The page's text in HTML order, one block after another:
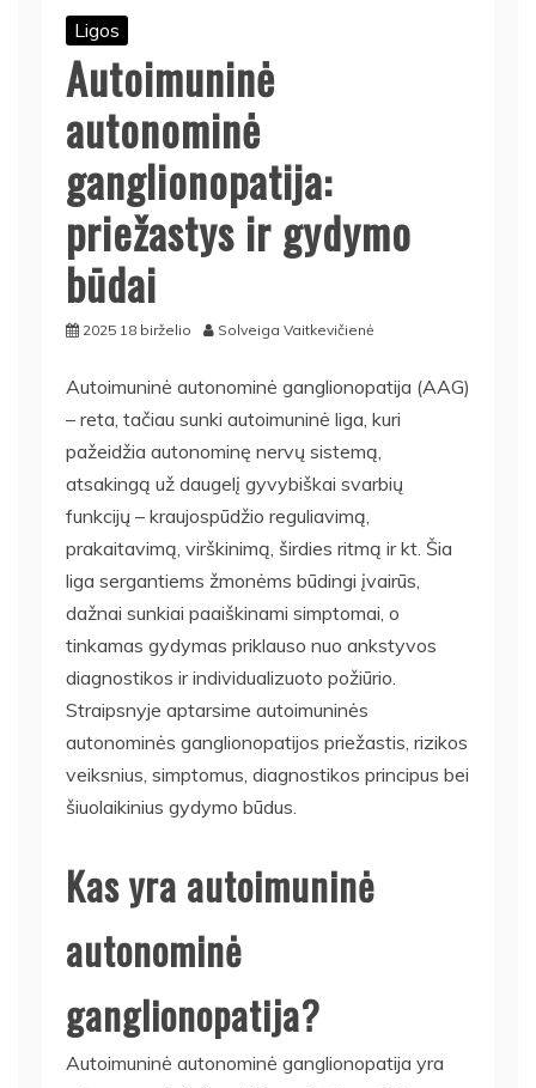
Ligos
Autoimuninė
autonominė
ganglionopatija:
priežastys ir gydymo
būdai
2025 18 birželio Solveiga Vaitkevičienė
Autoimuninė autonominė ganglionopatija (AAG)
– reta, tačiau sunki autoimuninė liga, kuri
pažeidžia autonominę nervų sistemą,
atsakingą už daugelį gyvybiškai svarbių
funkcijų – kraujospūdžio reguliavimą,
prakaitavimą, virškinimą, širdies ritmą ir kt. Šia
liga sergantiems žmonėms būdingi įvairūs,
dažnai sunkiai paaiškinami simptomai, o
tinkamas gydymas priklauso nuo ankstyvos
diagnostikos ir individualizuoto požiūrio.
Straipsnyje aptarsime autoimuninės
autonominės ganglionopatijos priežastis, rizikos
veiksnius, simptomus, diagnostikos principus bei
šiuolaikinius gydymo būdus.
Kas yra autoimuninė
autonominė
ganglionopatija?
Autoimuninė autonominė ganglionopatija yra